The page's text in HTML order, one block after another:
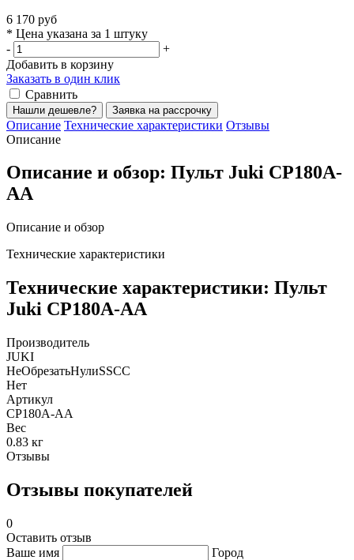
6 170 руб
* Цена указана за 1 штуку
-
+
Добавить в корзину
Заказать в один клик
Сравнить
Нашли дешевле? Заявка на рассрочку
Описание Технические характеристики Отзывы
Описание
Описание и обзор: Пульт Juki CP180A-
АА
Описание и обзор
Технические характеристики
Технические характеристики: Пульт
Juki CP180A-АА
Производитель
JUKI
НеОбрезатьНулиSSCC
Нет
Артикул
CP180A-АА
Вес
0.83 кг
Отзывы
Отзывы покупателей
0
Оставить отзыв
Ваше имя
Город